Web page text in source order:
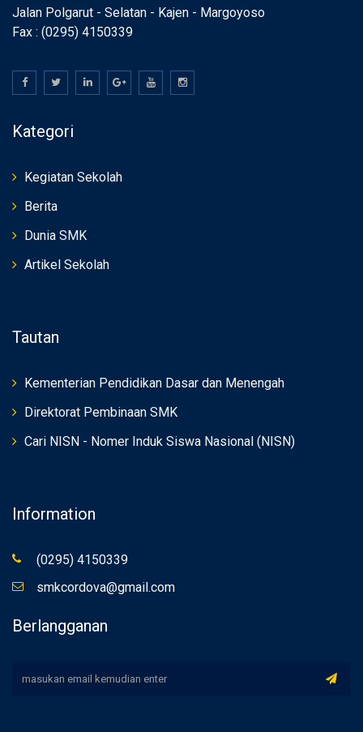
Jalan Polgarut - Selatan - Kajen - Margoyoso
Fax : (0295) 4150339
Kategori
Kegiatan Sekolah
Berita
Dunia SMK
Artikel Sekolah
Tautan
Kementerian Pendidikan Dasar dan Menengah
Direktorat Pembinaan SMK
Cari NISN - Nomer Induk Siswa Nasional (NISN)
Information
(0295) 4150339
smkcordova@gmail.com
Berlangganan